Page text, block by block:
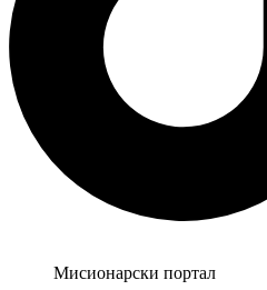
Мисионарски портал